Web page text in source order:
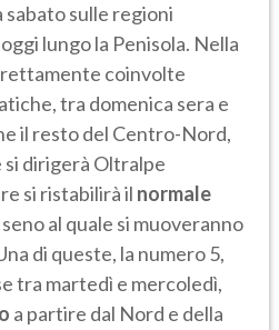
sulle regioni
lungo la Penisola. Nella
coinvolte
tra domenica sera e
il resto del Centro-Nord,
si dirigerà Oltralpe
si ristabilirà il normale
seno al quale si muoveranno
di queste, la numero 5,
tra martedì e mercoledì,
a partire dal Nord e della